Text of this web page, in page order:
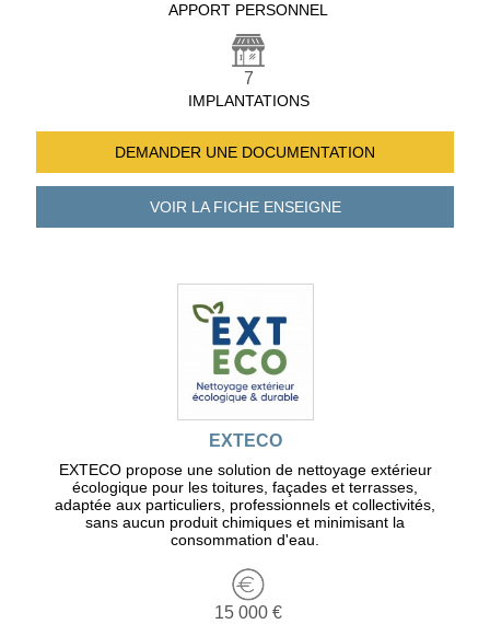
APPORT PERSONNEL
7
IMPLANTATIONS
DEMANDER UNE DOCUMENTATION
VOIR LA FICHEENSEIGNE
EXTECO
EXTECO propose une solution de nettoyage extérieur
écologique pour les toitures, façades et terrasses,
adaptée aux particuliers, professionnels et collectivités,
sans aucun produit chimiques et minimisant la
consommation d'eau.
15 000 €